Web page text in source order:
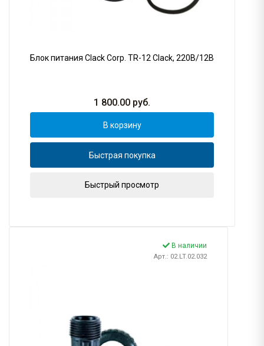
Блок питания Clack Corp. TR-12 Clack, 220В/12В
1 800.00 руб.
В корзину
Быстрая покупка
Быстрый просмотр
В наличии
Арт.: 02.LT.02.032